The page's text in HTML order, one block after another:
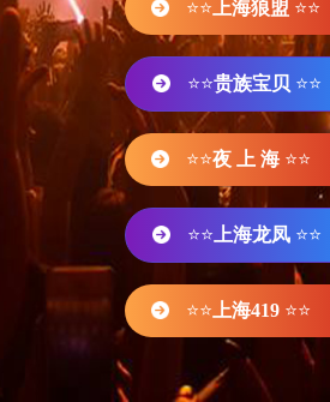
⭐⭐ 上海狼盟 ⭐⭐
⭐⭐贵族宝贝 ⭐⭐
⭐⭐夜 上 海 ⭐⭐
⭐⭐ 上海龙凤 ⭐⭐
⭐⭐ 上海419 ⭐⭐